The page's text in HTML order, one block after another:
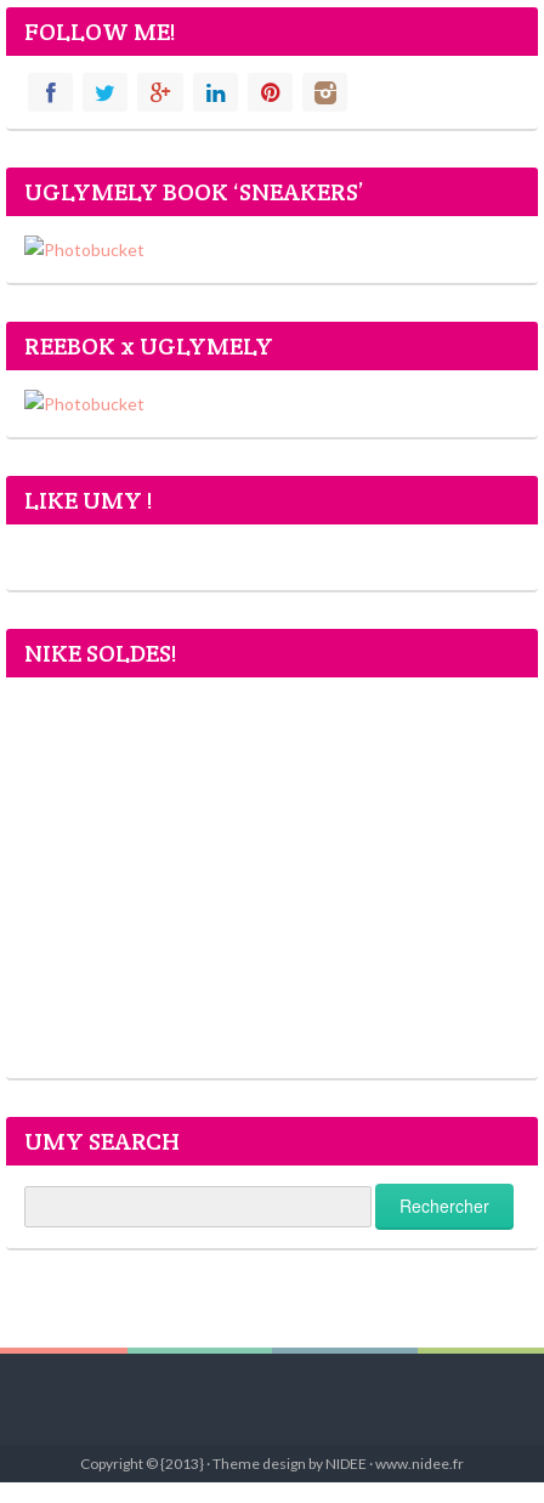
FOLLOW ME!
UGLYMELY BOOK ‘SNEAKERS’
REEBOK x UGLYMELY
LIKE UMY !
NIKE SOLDES!
UMY SEARCH
Copyright © {2013} · Theme design by NIDEE · www.nidee.fr